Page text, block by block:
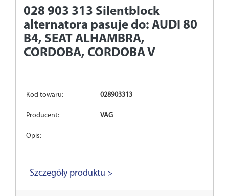
028 903 313 Silentblock
alternatora pasuje do: AUDI 80
B4, SEAT ALHAMBRA,
CORDOBA, CORDOBA V
Kod towaru: 028903313
Producent: VAG
Opis:
Szczegóły produktu >